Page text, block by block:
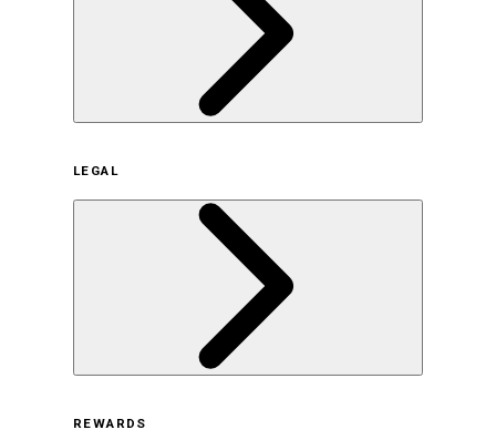
サステナビリティの取り組み（日本）
サステナビリティの取り組み（米国/英語）
ヒストリー
採用情報
LEGAL
REWARDS